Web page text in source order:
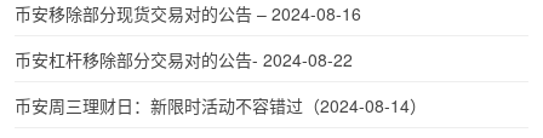
币安移除部分现货交易对的公告 – 2024-08-16
币安杠杆移除部分交易对的公告- 2024-08-22
币安周三理财日：新限时活动不容错过（2024-08-14）